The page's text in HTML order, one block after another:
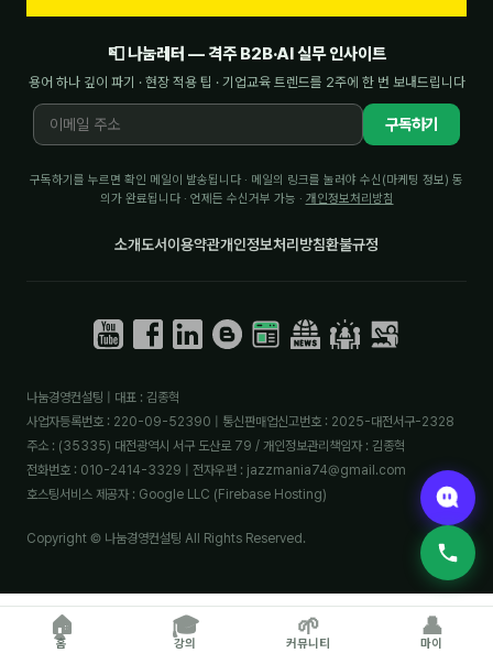
📮 나눔레터 — 격주 B2B·AI 실무 인사이트
용어 하나 깊이 파기 · 현장 적용 팁 · 기업교육 트렌드를 2주에 한 번 보내드립니다
구독하기
구독하기를 누르면 확인 메일이 발송됩니다 · 메일의 링크를 눌러야 수신(마케팅 정보) 동
의가 완료됩니다 · 언제든 수신거부 가능 · 개인정보처리방침
소개도서이용약관개인정보처리방침환불규정
나눔경영컨설팅 | 대표 : 김종혁
사업자등록번호 : 220-09-52390 | 통신판매업신고번호 : 2025-대전서구-2328
주소 : (35335) 대전광역시 서구 도산로 79 / 개인정보관리책임자 : 김종혁
전화번호 : 010-2414-3329 | 전자우편 : jazzmania74@gmail.com
호스팅서비스 제공자 : Google LLC (Firebase Hosting)
Copyright © 나눔경영컨설팅 All Rights Reserved.
🏠
홈
🎓
강의
🌱
커뮤니티
👤
마이